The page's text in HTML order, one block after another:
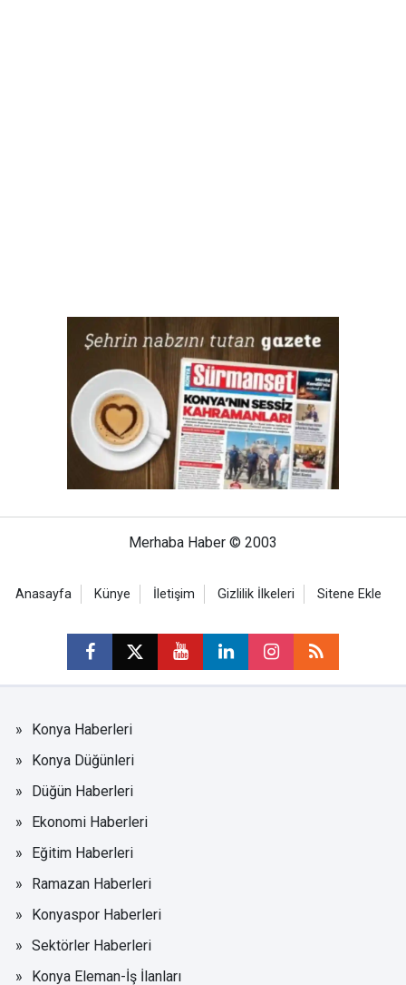
Merhaba Haber © 2003
Anasayfa Künye İletişim Gizlilik İlkeleri Sitene Ekle
Konya Haberleri
Konya Düğünleri
Düğün Haberleri
Ekonomi Haberleri
Eğitim Haberleri
Ramazan Haberleri
Konyaspor Haberleri
Sektörler Haberleri
Konya Eleman-İş İlanları